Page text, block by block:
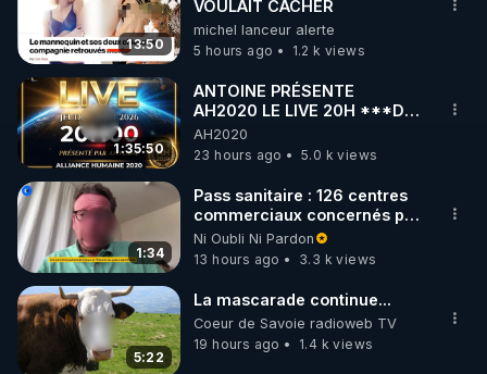
🌱 LA NEWSLETTER
Pour ne pas rater l’actualité RGNR (stages,
http://rgnr.li/news
🌱 VIDÉOS NON CENSURÉES SUR ODYSEE
Toutes les vidéos Youtube sont aussi sur la
http://rgnr.li/odysee
🌱 LES STAGES EN PRÉSENTIEL
http://rgnr.li/stages
13:50
VOULAIT CACHER
michel lanceur alerte
5 hours ago
1.2 k views
1:35:50
ANTOINE PRÉSENTE
AH2020 LE LIVE 20H ***DU
06/08/2026***
AH2020
23 hours ago
5.0 k views
1:34
Pass sanitaire : 126 centres
commerciaux concernés par
l'obligation dans toute la
France
Ni Oubli Ni Pardon
13 hours ago
3.3 k views
5:22
La mascarade continue...
Coeur de Savoie radioweb TV
19 hours ago
1.4 k views